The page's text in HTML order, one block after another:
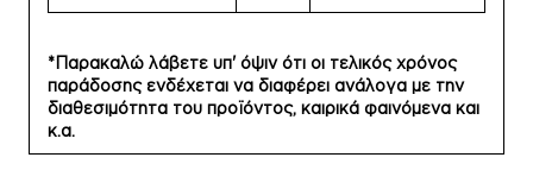
*Παρακαλώ λάβετε υπ' όψιν ότι οι τελικός χρόνος
παράδοσης ενδέχεται να διαφέρει ανάλογα με την
διαθεσιμότητα του προϊόντος, καιρικά φαινόμενα και
κ.α.